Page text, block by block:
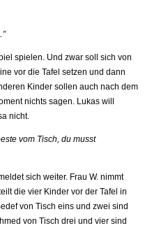
spielen. Und zwar soll sich von
vor die Tafel setzen und dann
Kinder sollen auch nach dem
nichts sagen. Lukas will
nicht.
vom Tisch, du musst
sich weiter. Frau W. nimmt
die vier Kinder vor der Tafel in
von Tisch eins und zwei sind
von Tisch drei und vier sind